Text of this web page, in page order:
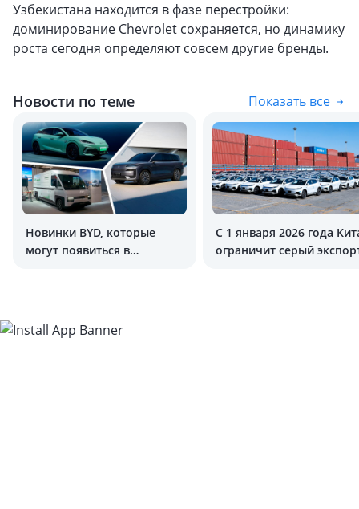
Узбекистана находится в фазе перестройки:
доминирование Chevrolet сохраняется, но динамику
роста сегодня определяют совсем другие бренды.
Новости по теме Показать все
Новинки BYD, которые
могут появиться в
С 1 января 2026 года
ограничит серый